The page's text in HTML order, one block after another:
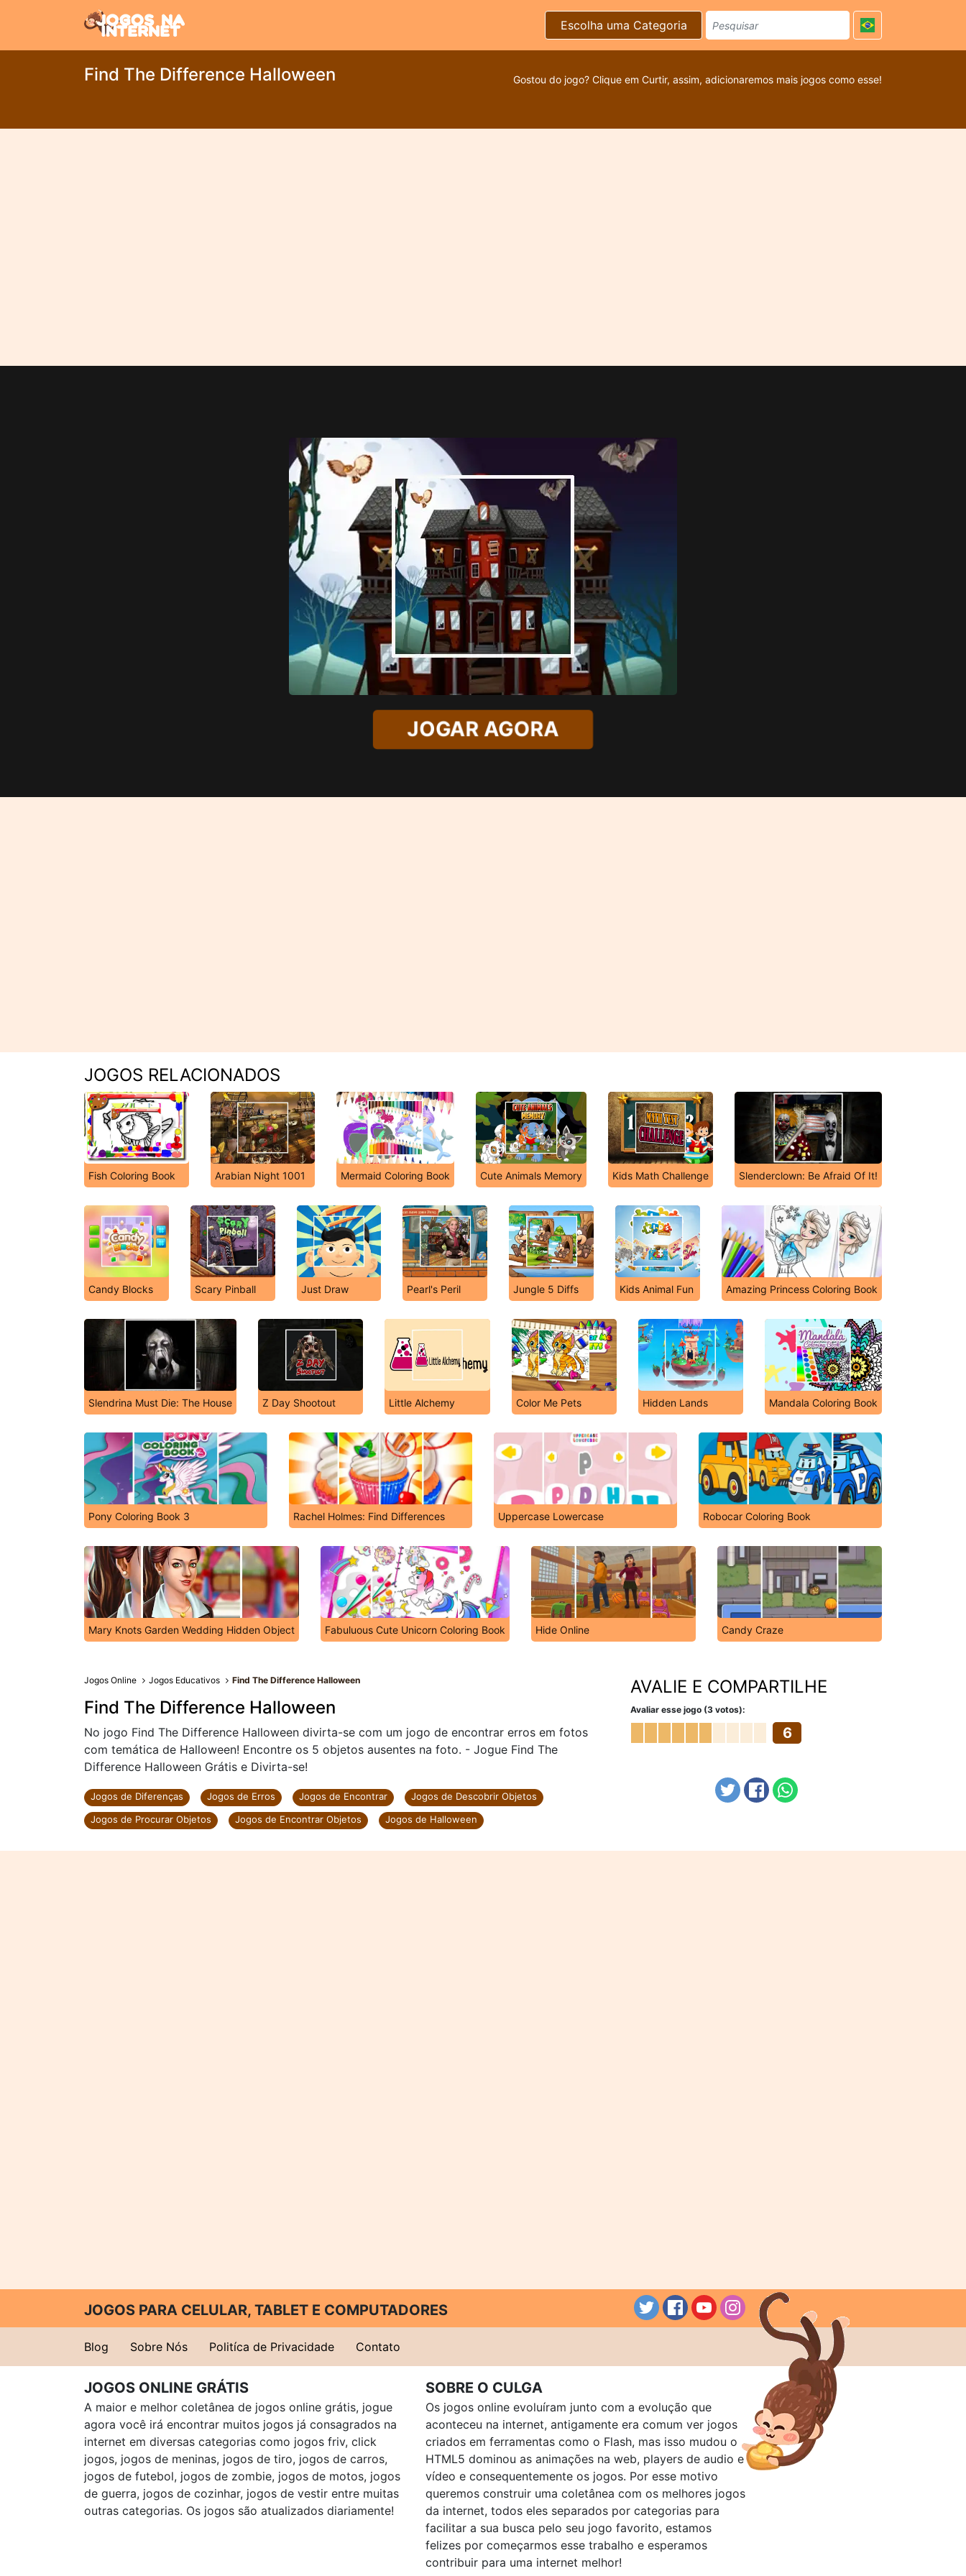
Escolha uma Categoria
Find The Difference Halloween Gostou do jogo? Clique em Curtir, assim, adicionaremos mais jogos como esse!
JOGAR AGORA
JOGOS RELACIONADOS
Fish Coloring Book Arabian Night 1001 Mermaid Coloring Book Cute Animals Memory Kids Math Challenge Slenderclown: Be Afraid Of It!
Candy Blocks Scary Pinball Just Draw Pearl's Peril Jungle 5 Diffs Kids Animal Fun Amazing Princess Coloring Book
Slendrina Must Die: The House Z Day Shootout Little Alchemy Color Me Pets Hidden Lands Mandala Coloring Book
Pony Coloring Book 3 Rachel Holmes: Find Differences Uppercase Lowercase Robocar Coloring Book
Mary Knots Garden Wedding Hidden Object Fabuluous Cute Unicorn Coloring Book Hide Online Candy Craze
Jogos Online Jogos Educativos Find The Difference Halloween
Find The Difference Halloween
No jogo Find The Difference Halloween divirta-se com um jogo de encontrar erros em fotos
com temática de Halloween! Encontre os 5 objetos ausentes na foto. - Jogue Find The
Difference Halloween Grátis e Divirta-se!
Jogos de Diferenças Jogos de Erros Jogos de Encontrar
Jogos de Descobrir Objetos
Jogos de Procurar Objetos
Jogos de Encontrar Objetos Jogos de Halloween
AVALIE E COMPARTILHE
Avaliar esse jogo (3 votos):
6
JOGOS PARA CELULAR, TABLET E COMPUTADORES
Blog Sobre Nós Politíca de Privacidade Contato
JOGOS ONLINE GRÁTIS
A maior e melhor coletânea de jogos online grátis, jogue
agora você irá encontrar muitos jogos já consagrados na
internet em diversas categorias como jogos friv, click
jogos, jogos de meninas, jogos de tiro, jogos de carros,
jogos de futebol, jogos de zombie, jogos de motos, jogos
de guerra, jogos de cozinhar, jogos de vestir entre muitas
outras categorias. Os jogos são atualizados diariamente!
SOBRE O CULGA
Os jogos online evoluíram junto com a evolução que
aconteceu na internet, antigamente era comum ver jogos
criados em ferramentas como o Flash, mas isso mudou o
HTML5 dominou as animações na web, players de audio e
vídeo e consequentemente os jogos. Por esse motivo
queremos construir uma coletânea com os melhores jogos
da internet, todos eles separados por categorias para
facilitar a sua busca pelo seu jogo favorito, estamos
felizes por começarmos esse trabalho e esperamos
contribuir para uma internet melhor!